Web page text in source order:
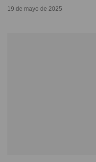
19 de mayo de 2025